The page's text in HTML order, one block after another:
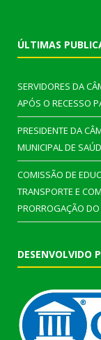
ÚLTIMAS
SERVIDORES DA
APÓS O RECESSO
PRESIDENTE DA
MUNICIPAL DE
COMISSÃO DE
TRANSPORTE E
PRORROGAÇÃO DO
DESENVOLVIDO